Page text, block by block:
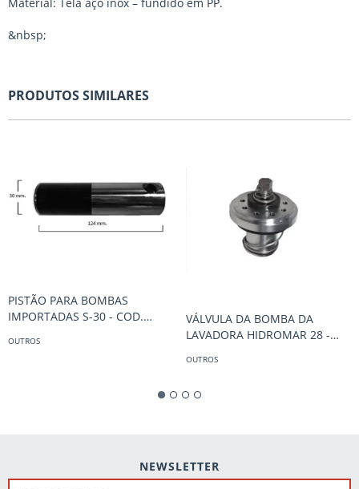
&nbsp;
PRODUTOS SIMILARES
PISTÃO PARA BOMBAS
IMPORTADAS S-30 - COD.
OUTROS
VÁLVULA DA BOMBA DA
LAVADORA HIDROMAR 28 -
OUTROS
NEWSLETTER